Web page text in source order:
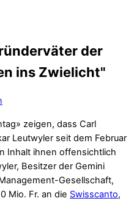
der
ins Zwielicht"
zeigen, dass Carl
Leutwyler seit dem Februar
Inhalt ihnen offensichtlich
Besitzer der Gemini
Gesellschaft,
Mio. Fr. an die Swisscanto,